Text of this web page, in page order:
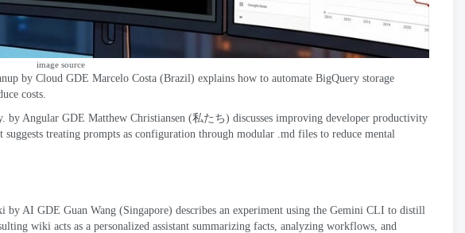
image source
by Cloud GDE Marcelo Costa (Brazil) explains how to automate BigQuery storage
costs
. by Angular GDE Matthew Christiansen (私たち) discusses improving developer productivity
suggests treating prompts as configuration through modular .md files to reduce mental
by AI GDE Guan Wang (Singapore) describes an experiment using the Gemini CLI to distill
wiki acts as a personalized assistant summarizing facts analyzing workflows and